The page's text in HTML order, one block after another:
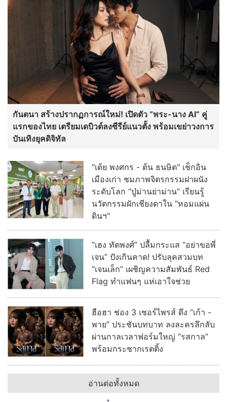
กันตนา สร้างปรากฏการณ์ใหม่! เปิดตัว “พระ-นาง AI” คู่
แรกของไทย เตรียมเดบิวต์ลงซีรีย์แนวตั้ง พร้อมเขย่าวงการ
บันเทิงยุคดิจิทัล
"เต้ย พงศกร - ต้น ธนษิต" เช็กอิน
เมืองเก่า ชมภาพจิตรกรรมฝาผนัง
ระดับโลก “ปู่ม่านย่าม่าน” เรียนรู้
นวัตกรรมผักเชียงดาใน "หอมแผ่น
ดินฯ"
“เฮง ทัตพงศ์” ปลื้มกระแส “อย่าขอพี่
เจน” ปังเกินคาด! ปรับลุคสวมบท
“เจนเล็ก” เผชิญความสัมพันธ์ Red
Flag ทำแฟนๆ แห่เอาใจช่วย
ฮือฮา ช่อง 3 เซอร์ไพรส์ ดึง “เก้า -
พาย” ประชันบทบาท ลงละครลึกลับ
ผ่านกาลเวลาฟอร์มใหญ่ “รสกาล”
พร้อมกระชากเรตติ้ง
อ่านต่อทั้งหมด